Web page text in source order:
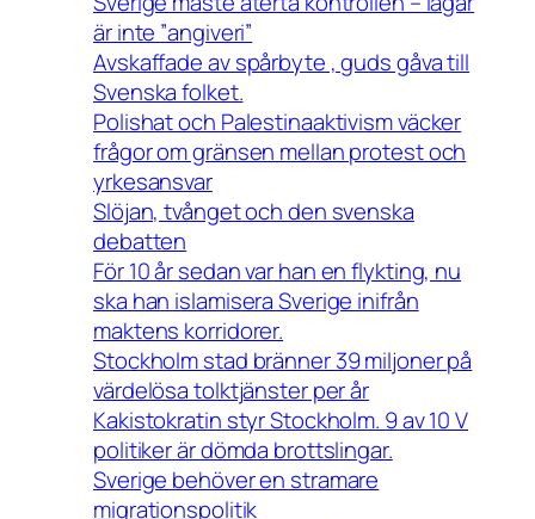
är inte ”angiveri”
Avskaffade av spårbyte , guds gåva till
Svenska folket.
Polishat och Palestinaaktivism väcker
frågor om gränsen mellan protest och
yrkesansvar
Slöjan, tvånget och den svenska
debatten
För 10 år sedan var han en flykting, nu
ska han islamisera Sverige inifrån
maktens korridorer.
Stockholm stad bränner 39 miljoner på
värdelösa tolktjänster per år
Kakistokratin styr Stockholm. 9 av 10 V
politiker är dömda brottslingar.
Sverige behöver en stramare
migrationspolitik